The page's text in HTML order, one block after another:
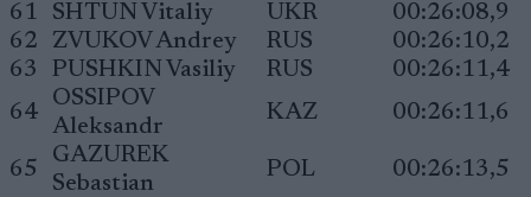
61
SHTUN Vitaliy UKR
00:26:08,9
62
ZVUKOV Andrey RUS
00:26:10,2
63
PUSHKIN Vasiliy RUS
00:26:11,4
64
OSSIPOV
Aleksandr
KAZ 00:26:11,6
65
GAZUREK
Sebastian
POL
00:26:13,5